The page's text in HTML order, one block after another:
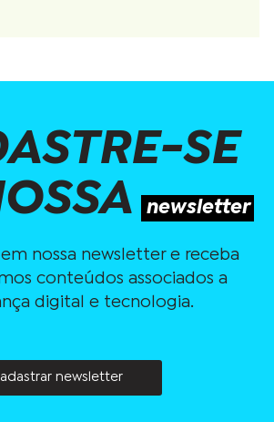
SE
newsletter
nossa newsletter e receba
conteúdos associados a
digital e tecnologia.
newsletter